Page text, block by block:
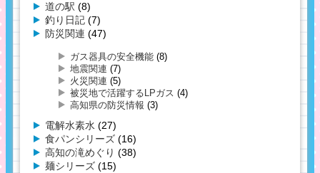
道の駅 (8)
釣り日記 (7)
防災関連 (47)
ガス器具の安全機能 (8)
地震関連 (7)
火災関連 (5)
被災地で活躍するLPガス (4)
高知県の防災情報 (3)
電解水素水 (27)
食パンシリーズ (16)
高知の滝めぐり (38)
麺シリーズ (15)